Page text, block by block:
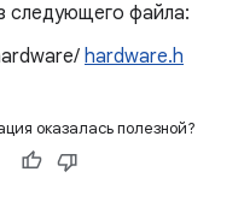
следующего файла:
hardware.h
оказалась полезной?